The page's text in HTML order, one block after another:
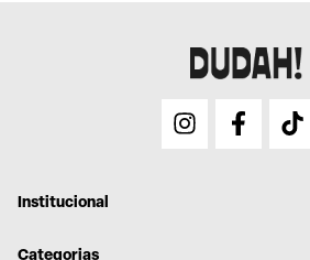
Institucional
Categorias